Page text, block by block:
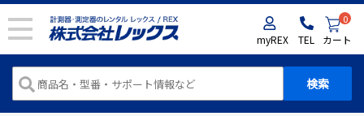
myREX TEL
0
カート